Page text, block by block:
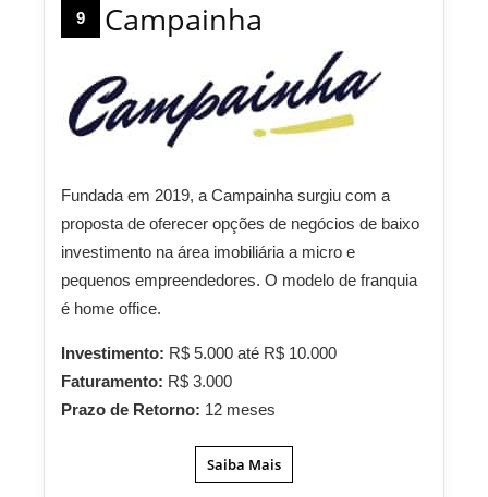
9 Campainha
Fundada em 2019, a Campainha surgiu com a
proposta de oferecer opções de negócios de baixo
investimento na área imobiliária a micro e
pequenos empreendedores. O modelo de franquia
é home office.
Investimento: R$ 5.000 até R$ 10.000
Faturamento: R$ 3.000
Prazo de Retorno: 12 meses
Saiba Mais